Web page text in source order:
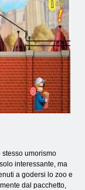
umorismo
interessante, ma
a godersi lo zoo e
dal pacchetto,